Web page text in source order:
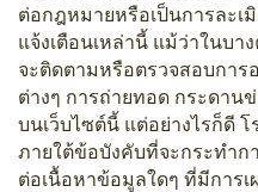
ต่อกฎหมายหรือเป็นการละเ
แจ้งเตือนเหล่านี้ แม้ว่าในบา
จะติดตามหรือตรวจสอบกา
ต่างๆ การถ่ายทอด กระดาน
บนเว็บไซต์นี้ แต่อย่างไรก็ดี
ภายใต้ข้อบังคับที่จะกระทำก
ต่อเนื้อหาข้อมูลใดๆ ที่มีการ